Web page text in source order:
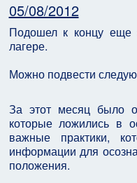
05/08/2012
Подошел к концу еще
лагере.
Можно подвести
За этот месяц было
которые ложились в
важные практики,
информации для
положения.